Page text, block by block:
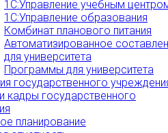
1С:Управление учебным
1С:Управление образования
Комбинат планового питания
Автоматизированное
для университета
Программы для университета
государственного
кадры государственного
планирование